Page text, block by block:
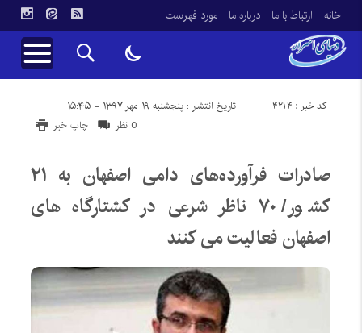
خانه ارتباط با ما درباره ما مورد فهرست
تاریخ انتشار : پنجشنبه ۱۹ مهر ۱۳۹۷ - ۱۵:۴۵ کد خبر : 4214
چاپ خبر 0 نظر
صادرات فرآورده‌های دامی اصفهان به ۲۱
کشور/ ۷۰ ناظر شرعی در کشتارگاه های
اصفهان فعالیت می کنند